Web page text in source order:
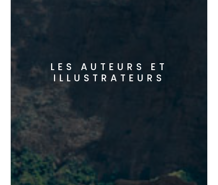
LES AUTEURS ET
ILLUSTRATEURS